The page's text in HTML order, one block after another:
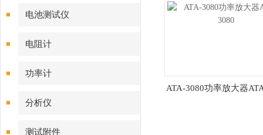
电池测试仪
电阻计
功率计
分析仪
测试附件
ATA-3080功率放大器